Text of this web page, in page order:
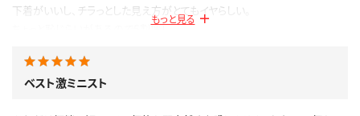
下着がいいし、チラっとした見え方がとてもイヤらしい。
ちょっと恥じらいがあるので5割増！
すっかり南楓さんのファンになりました。
公開日：2019.07.12
もっと見る
ベスト激ミニスト